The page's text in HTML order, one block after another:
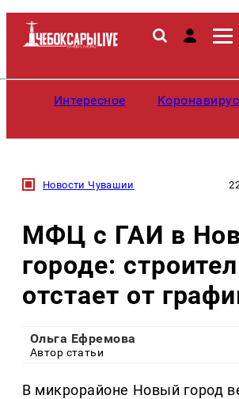
Интересное Коронавирус
Новости Чувашии
МФЦ с ГАИ в
городе:
отстает от
Ольга Ефремова
Автор статьи
В микрорайоне Новый город